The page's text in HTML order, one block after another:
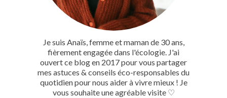
Je suis Anaïs, femme et maman de 30 ans,
fièrement engagée dans l'écologie. J'ai
ouvert ce blog en 2017 pour vous partager
mes astuces & conseils éco-responsables du
quotidien pour nous aider à vivre mieux ! Je
vous souhaite une agréable visite ♡